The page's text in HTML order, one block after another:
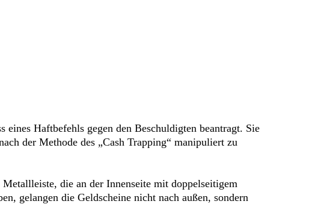
Haftbefehls gegen den Beschuldigten beantragt. Sie
der Methode des „Cash Trapping“ manipuliert zu
die an der Innenseite mit doppelseitigem
gelangen die Geldscheine nicht nach außen, sondern